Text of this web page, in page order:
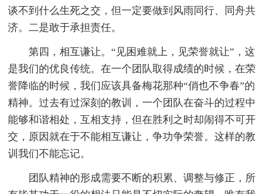
谈不到什么生死之交，但一定要做到风雨同行、同舟共
济。二是敢于承担责任。
第四，相互谦让。“见困难就上，见荣誉就让”，这
是我们的优良传统。在一个团队取得成绩的时候，在荣
誉降临的时候，我们应该具备梅花那种“俏也不争春”的
精神。过去有过深刻的教训，一个团队在奋斗的过程中
能够和谐相处，互相支持，但在胜利之时却闹得不可开
交，原因就在于不能相互谦让，争功争荣誉。这样的教
训我们不能忘记。
团队精神的形成需要不断的积累、调整与修正，所